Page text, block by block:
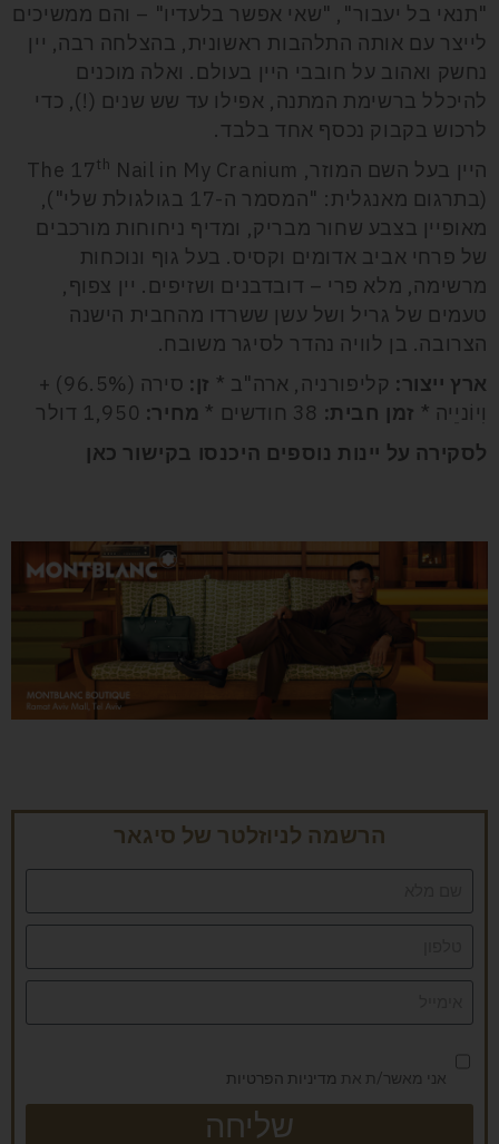
"תנאי בל יעבור", "שאי אפשר בלעדיו" – והם ממשיכים
לייצר עם אותה התלהבות ראשונית, בהצלחה רבה, יין
נחשק ואהוב על חובבי היין בעולם. ואלה מוכנים
להיכלל ברשימת המתנה, אפילו עד שש שנים (!), כדי
לרכוש בקבוק נכסף אחד בלבד.
היין בעל השם המוזר, The 17
th Nail in My Cranium
(בתרגום מאנגלית: "המסמר ה-17 בגולגולת שלי"),
מאופיין בצבע שחור מבריק, ומדיף ניחוחות מורכבים
של פרחי אביב אדומים וקסיס. בעל גוף ונוכחות
מרשימה, מלא פרי – דובדבנים ושזיפים. יין צפוף,
טעמים של גריל ושל עשן ששרדו מהחבית הישנה
הצרובה. בן לוויה נהדר לסיגר משובח.
ארץ ייצור: קליפורניה, ארה"ב * זן:
סירה (96.5%) +
וִיוֹניֵיה * זמן חבית: מחיר:
לסקירה על יינות נוספים היכנסו בקישור כאן
הרשמה לניוזלטר של סיגאר
אני מאשר/ת את מדיניות הפרטיות
שליחה